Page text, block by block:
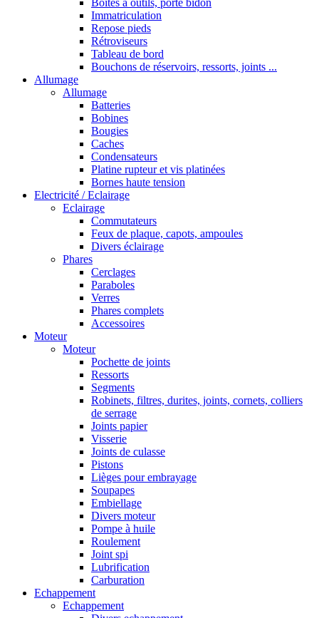
Boîtes à outils, porte bidon
Immatriculation
Repose pieds
Rétroviseurs
Tableau de bord
Bouchons de réservoirs, ressorts, joints ...
Allumage
Allumage
Batteries
Bobines
Bougies
Caches
Condensateurs
Platine rupteur et vis platinées
Bornes haute tension
Electricité / Eclairage
Eclairage
Commutateurs
Feux de plaque, capots, ampoules
Divers éclairage
Phares
Cerclages
Paraboles
Verres
Phares complets
Accessoires
Moteur
Moteur
Pochette de joints
Ressorts
Segments
Robinets, filtres, durites, joints, cornets, colliers
de serrage
Joints papier
Visserie
Joints de culasse
Pistons
Lièges pour embrayage
Soupapes
Embiellage
Divers moteur
Pompe à huile
Roulement
Joint spi
Lubrification
Carburation
Echappement
Echappement